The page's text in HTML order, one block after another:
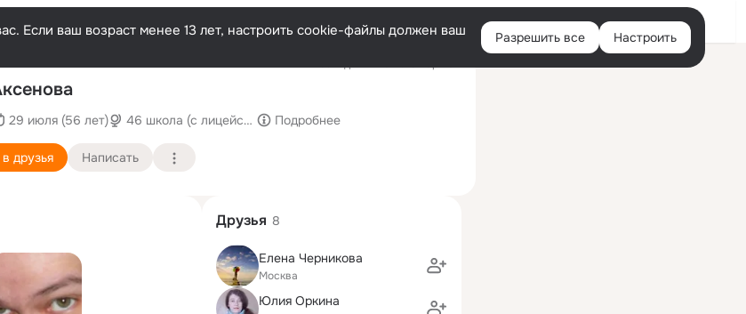
Войти
Если ваш возраст менее 13 лет, настроить cookie-файлы должен ваш
Разрешить все Настроить
29 июля (56 лет) 46 школа (с лицейскими классами)
Подробнее
друзья Написать
Друзья 8
Елена Черникова
Москва
Юлия Оркина